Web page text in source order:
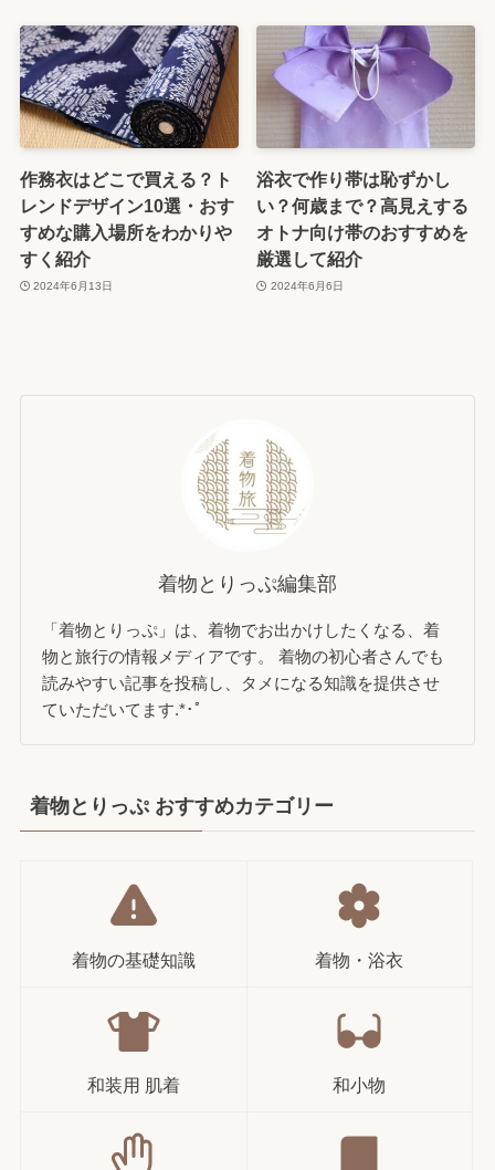
作務衣はどこで買える？ト
レンドデザイン10選・おす
すめな購入場所をわかりや
すく紹介
2024年6月13日
浴衣で作り帯は恥ずかし
い？何歳まで？高見えする
オトナ向け帯のおすすめを
厳選して紹介
2024年6月6日
着物とりっぷ編集部
「着物とりっぷ」は、着物でお出かけしたくなる、着
物と旅行の情報メディアです。 着物の初心者さんでも
読みやすい記事を投稿し、タメになる知識を提供させ
ていただいてます.*･ﾟ
着物とりっぷ おすすめカテゴリー
着物の基礎知識 着物・浴衣
和装用 肌着 和小物